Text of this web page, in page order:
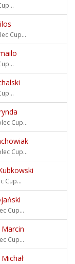
Cup...
Cup...
Cup...
Cup...
Cup...
Cup...